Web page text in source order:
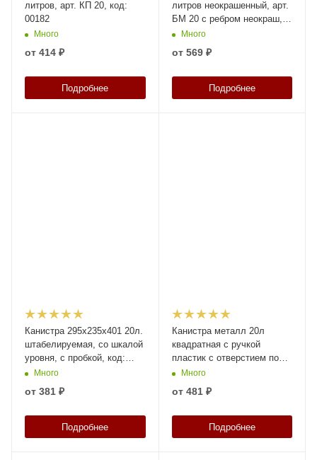
литров, арт. КП 20, код:
00182
Много
от 414 ₽
Подробнее
литров неокрашенный, арт.
БМ 20 с ребром неокраш,
код: 19034
Много
от 569 ₽
Подробнее
Канистра 295х235х401 20л.
штабелируемая, со шкалой
уровня, с пробкой, код:
37901
Много
от 381 ₽
Подробнее
Канистра металл 20л
квадратная с ручкой
пластик с отверстием под
берикап 42мм, арт. КМ-20н
без берикапа 42мм, код:
12908
Много
от 481 ₽
Подробнее